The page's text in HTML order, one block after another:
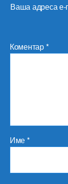
Ваша адреса е-
Коментар*
Име*